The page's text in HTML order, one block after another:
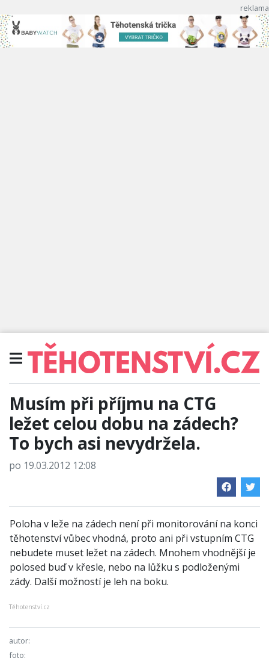
Musím při příjmu na CTG
ležet celou dobu na zádech?
To bych asi nevydržela.
po 19.03.2012 12:08
Poloha v leže na zádech není při monitorování na konci
těhotenství vůbec vhodná, proto ani při vstupním CTG
nebudete muset ležet na zádech. Mnohem vhodnější je
polosed buď v křesle, nebo na lůžku s podloženými
zády. Další mož­ností je leh na boku.
Těhotenství.cz
autor:
foto: